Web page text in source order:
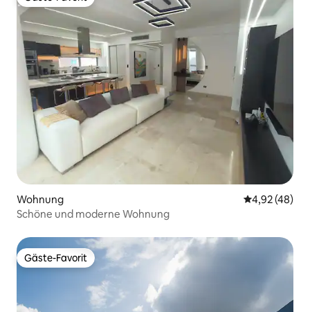
Gäste-Favorit
Wohnung
4,92 (48)
Schöne und moderne Wohnung
Gäste-Favorit
Gäste-Favorit